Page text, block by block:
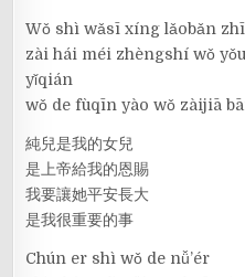
Wǒ shì wǎsī xíng lǎobǎn
zài hái méi zhèngshí wǒ
yǐqián
wǒ de fùqīn yào wǒ zàijiā
純兒是我的女兒
是上帝給我的恩賜
我要讓她平安長大
是我很重要的事
Chún er shì wǒ de nǚ’ér